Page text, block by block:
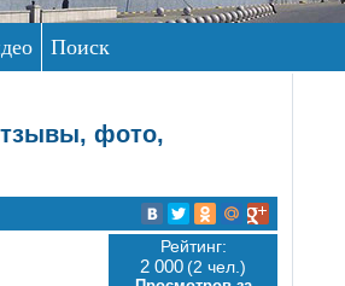
Поиск
фото,
Рейтинг:
2 000(2 чел.)